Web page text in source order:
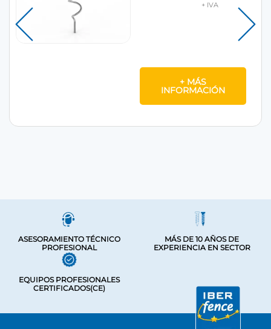
+ MÁS
INFORMACIÓN
ASESORAMIENTO TÉCNICO
PROFESIONAL
MÁS DE 10 AÑOS DE
EXPERIENCIA EN SECTOR
EQUIPOS PROFESIONALES
CERTIFICADOS(CE)